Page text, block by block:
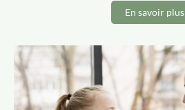
En savoir plus